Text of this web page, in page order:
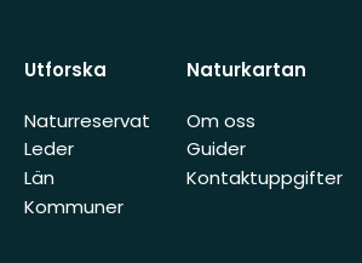
Utforska
Naturreservat
Leder
Län
Kommuner
Naturkartan
Om oss
Guider
Kontaktuppgifter